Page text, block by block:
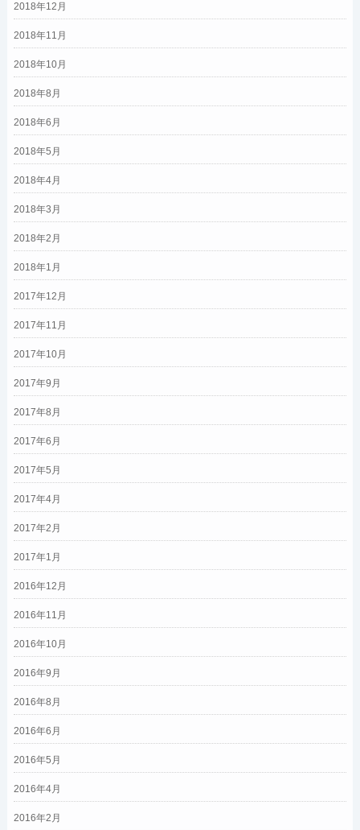
2018年12月
2018年11月
2018年10月
2018年8月
2018年6月
2018年5月
2018年4月
2018年3月
2018年2月
2018年1月
2017年12月
2017年11月
2017年10月
2017年9月
2017年8月
2017年6月
2017年5月
2017年4月
2017年2月
2017年1月
2016年12月
2016年11月
2016年10月
2016年9月
2016年8月
2016年6月
2016年5月
2016年4月
2016年2月